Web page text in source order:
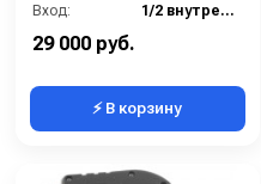
Вход:
1/2 внутренняя резьба вращающаяся
29 000 руб.
⚡ В корзину